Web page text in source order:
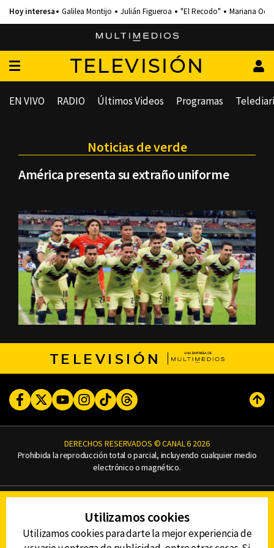
Galilea Montijo Julián Figueroa "El Recodo" Mariana
TELEVISIÓN
EN VIVO RADIO Últimos Videos Programas
Noticias de verde
América presenta su extraño uniforme
TELEVISIÓN
FacebookTwitterYoutubeInstagram
TikTokThreads
DERECHOS RESERVADOS © CANAL 6 2026
Prohibida la reproducción total o parcial, incluyendo cualquier medio
electrónico o magnético.
AVISO DE PRIVACIDAD
DEFENSORÍA DE LAS AUDIENCIAS
Utilizamos cookies
Utilizamos cookies para darte la mejor experiencia de